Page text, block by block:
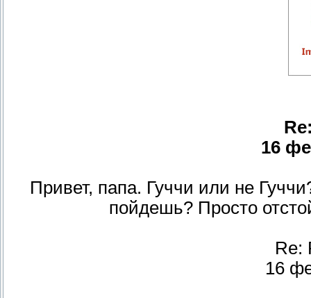
16
Привет, папа. Гуччи или не
пойдешь? Просто
Re:
16